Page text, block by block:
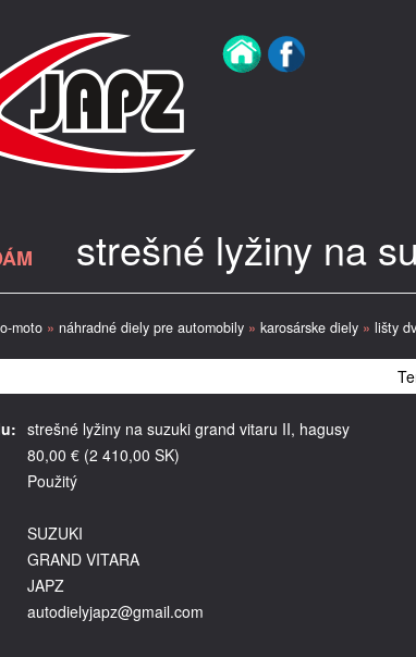
strešné lyžiny na
moto » náhradné diely pre automobily » karosárske diely » lišty
strešné lyžiny na suzuki grand vitaru II, hagusy
80,00 € (2 410,00 SK)
Použitý
SUZUKI
GRAND VITARA
JAPZ
autodielyjapz@gmail.com